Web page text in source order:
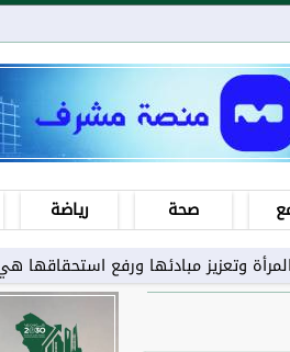
صحة رياضة
مبادئها ورفع استحقاقها هي الخطوة...